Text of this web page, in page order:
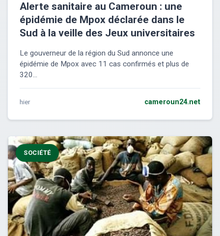
Alerte sanitaire au Cameroun : une
épidémie de Mpox déclarée dans le
Sud à la veille des Jeux universitaires
Le gouverneur de la région du Sud annonce une
épidémie de Mpox avec 11 cas confirmés et plus de
320...
hier cameroun24.net
SOCIÉTÉ